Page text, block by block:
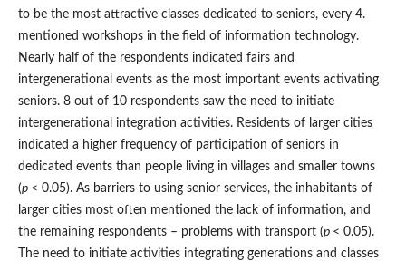
to be the most attractive classes dedicated to seniors, every 4.
mentioned workshops in the field of information technology.
Nearly half of the respondents indicated fairs and
intergenerational events as the most important events activating
seniors. 8 out of 10 respondents saw the need to initiate
intergenerational integration activities. Residents of larger cities
indicated a higher frequency of participation of seniors in
dedicated events than people living in villages and smaller towns
(p < 0.05). As barriers to using senior services, the inhabitants of
larger cities most often mentioned the lack of information, and
the remaining respondents – problems with transport (p < 0.05).
The need to initiate activities integrating generations and classes